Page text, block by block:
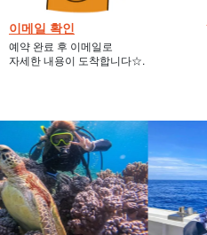
이메일 확인
예약 완료 후 이메일로
자세한 내용이 도착합니다☆.